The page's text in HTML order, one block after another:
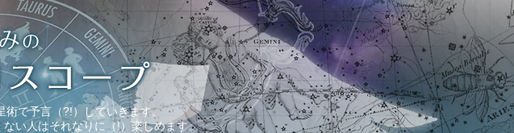
術で予言（?!）していきます。
い人はそれなりに（!）楽しめます。